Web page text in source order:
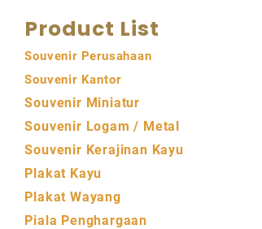
Product List
Souvenir Perusahaan
Souvenir Kantor
Souvenir Miniatur
Souvenir Logam / Metal
Souvenir Kerajinan Kayu
Plakat Kayu
Plakat Wayang
Piala Penghargaan